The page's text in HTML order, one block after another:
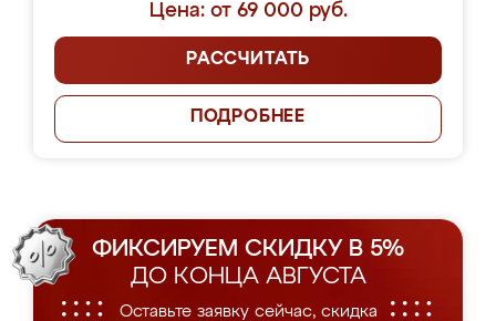
Цена: от 69 000 руб.
РАССЧИТАТЬ
ПОДРОБНЕЕ
ФИКСИРУЕМ СКИДКУ В 5%
ДО КОНЦА АВГУСТА
Оставьте заявку сейчас, скидка